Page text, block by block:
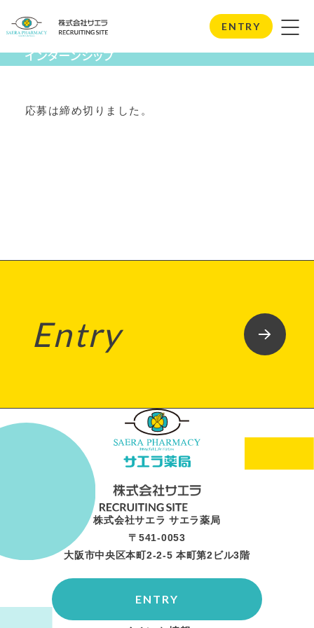
ENTRY
Internship
インターンシップ
応募は締め切りました。
Entry
株式会社サエラ サエラ薬局
〒541-0053
大阪市中央区本町2-2-5 本町第2ビル3階
ENTRY